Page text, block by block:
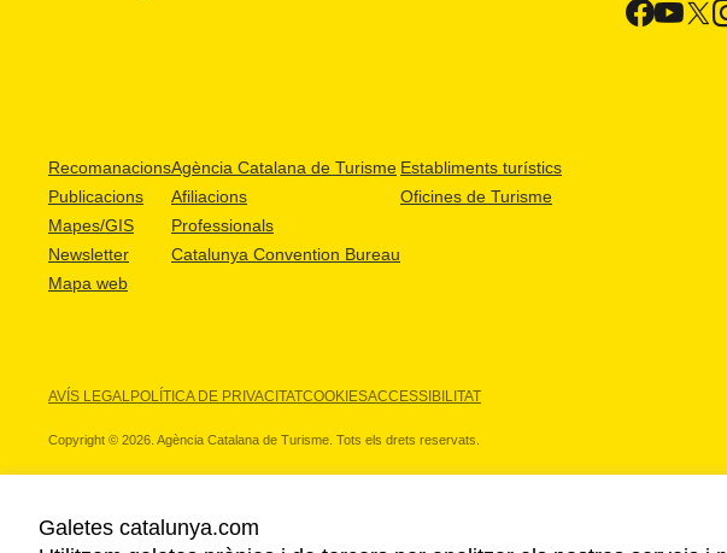
Recomanacions
Publicacions
Mapes/GIS
Newsletter
Mapa web
Agència Catalana de Turisme
Afiliacions
Professionals
Catalunya Convention Bureau
Establiments turístics
Oficines de Turisme
AVÍS LEGALPOLÍTICA DE PRIVACITATCOOKIESACCESSIBILITAT
Copyright © 2026. Agència Catalana de Turisme. Tots els drets reservats.
Galetes catalunya.com